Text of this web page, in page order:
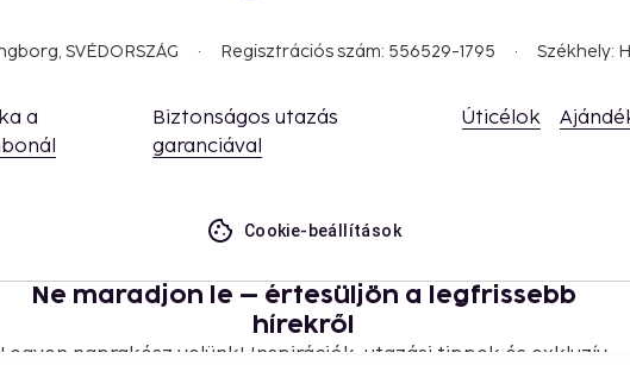
SVÉDORSZÁG Regisztrációs szám: 556529-1795 Székhely:
a
Biztonságos utazás
garanciával
Úticélok
Cookie-beállítások
Ne maradjon le – értesüljön a legfrissebb
hírekről
Legyen naprakész velünk! Inspirációk, utazási tippek és exkluzív